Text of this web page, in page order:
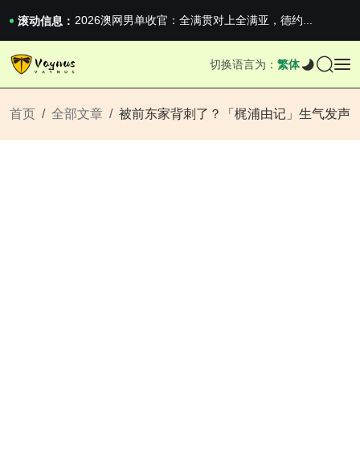
滚动信息： 《巅峰守卫 Highguard》正式上线，官...
iPhone 16e 发布，苹果你不要太离谱
2026澳网男单收官：全满贯对上全满亚，德约...
切换语言为： 繁体
首页 全部文章 被前东家背刺了？「梶浦由记」生气发声